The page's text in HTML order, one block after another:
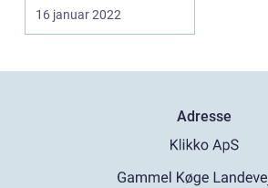
køre derudaf på...
16 januar 2022
Adresse